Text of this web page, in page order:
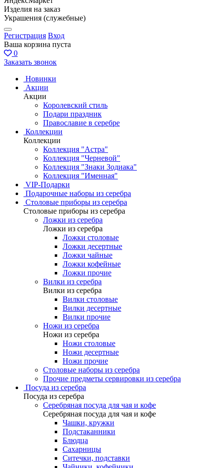
Изделия на заказ
Украшения (служебные)
Регистрация Вход
Ваша корзина пуста
0
Заказать звонок
Новинки
Акции
Акции
Королевский стиль
Подари праздник
Православие в серебре
Коллекции
Коллекции
Коллекция "Астра"
Коллекция "Черневой"
Коллекция "Знаки Зодиака"
Коллекция "Именная"
VIP-Подарки
Подарочные наборы из серебра
Столовые приборы из серебра
Столовые приборы из серебра
Ложки из серебра
Ложки из серебра
Ложки столовые
Ложки десертные
Ложки чайные
Ложки кофейные
Ложки прочие
Вилки из серебра
Вилки из серебра
Вилки столовые
Вилки десертные
Вилки прочие
Ножи из серебра
Ножи из серебра
Ножи столовые
Ножи десертные
Ножи прочие
Столовые наборы из серебра
Прочие предметы сервировки из серебра
Посуда из серебра
Посуда из серебра
Серебряная посуда для чая и кофе
Серебряная посуда для чая и кофе
Чашки, кружки
Подстаканники
Блюдца
Сахарницы
Ситечки, подставки